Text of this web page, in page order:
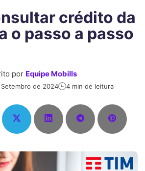
crédito da
o passo a passo
por Equipe Mobills
de 2024 4 min de leitura